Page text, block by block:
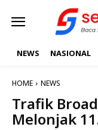
NEWS NASIONAL
HOME NEWS
Trafik
Melonjak